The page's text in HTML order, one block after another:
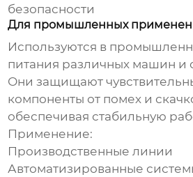
безопасности
Для промышленных
Используются в
питания различных машин и
Они защищают
компоненты от помех и
обеспечивая стабильную
Применение:
Производственные линии
Автоматизированные